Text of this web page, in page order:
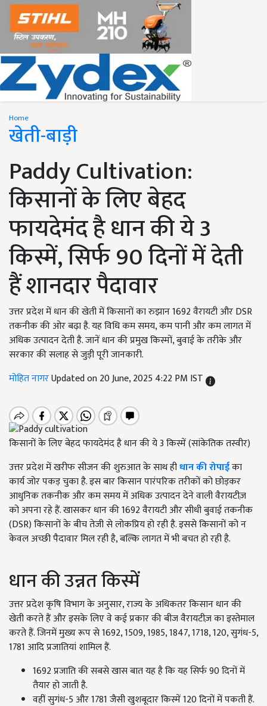
Home
खेती-बाड़ी
Paddy Cultivation:
किसानों के लिए बेहद
फायदेमंद है धान की ये 3
किस्में, सिर्फ 90 दिनों में देती
हैं शानदार पैदावार
उत्तर प्रदेश में धान की खेती में किसानों का रुझान 1692 वैरायटी और DSR
तकनीक की ओर बढ़ा है. यह विधि कम समय, कम पानी और कम लागत में
अधिक उत्पादन देती है. जानें धान की प्रमुख किस्मों, बुवाई के तरीके और
सरकार की सलाह से जुड़ी पूरी जानकारी.
मोहित नागरUpdated on 20 June, 2025 4:22 PM IST
किसानों के लिए बेहद फायदेमंद है धान की ये 3 किस्में (सांकेतिक तस्वीर)
उत्तर प्रदेश में खरीफ सीजन की शुरुआत के साथ हीधान की रोपाईका
कार्य जोर पकड़ चुका है. इस बार किसान पारंपरिक तरीकों को छोड़कर
आधुनिक तकनीक और कम समय में अधिक उत्पादन देने वाली वैरायटीज़
को अपना रहे हैं. खासकर धान की 1692 वैरायटी और सीधी बुवाई तकनीक
(DSR) किसानों के बीच तेजी से लोकप्रिय हो रही है. इससे किसानों को न
केवल अच्छी पैदावार मिल रही है, बल्कि लागत में भी बचत हो रही है.
धान की उन्नत किस्में
उत्तर प्रदेश कृषि विभाग के अनुसार, राज्य के अधिकतर किसान धान की
खेती करते हैं और इसके लिए वे कई प्रकार की बीज वैरायटीज़ का इस्तेमाल
करते हैं. जिनमें मुख्य रूप से 1692, 1509, 1985, 1847, 1718, 120, सुगंध-5,
1781 आदि प्रजातियां शामिल हैं.
1692 प्रजाति की सबसे खास बात यह है कि यह सिर्फ 90 दिनों में
तैयार हो जाती है.
वहीं सुगंध-5 और 1781 जैसी खुशबूदार किस्में 120 दिनों में पकती हैं.